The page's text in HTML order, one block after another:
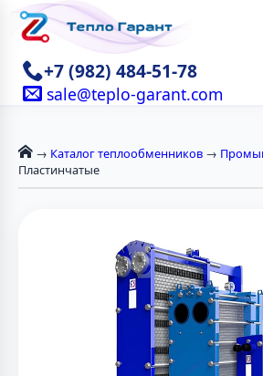
+7 (982) 484-51-78
sale@teplo-garant.com
→ Каталог теплообменников →
Пластинчатые